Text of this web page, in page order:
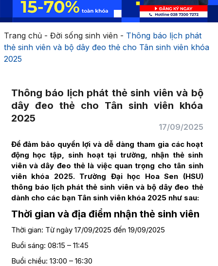
Trang chủ- Đời sống sinh viên- Thông báo lịch phát
thẻ sinh viên và bộ dây đeo thẻ cho Tân sinh viên khóa
2025
Thông báo lịch phát thẻ sinh viên và bộ
dây đeo thẻ cho Tân sinh viên khóa
2025
17/09/2025
Để đảm bảo quyền lợi và dễ dàng tham gia các hoạt
động học tập, sinh hoạt tại trường, nhận thẻ sinh
viên và dây đeo thẻ là việc quan trọng cho tân sinh
viên khóa 2025. Trường Đại học Hoa Sen (HSU)
thông báo lịch phát thẻ sinh viên và bộ dây đeo thẻ
dành cho các bạn Tân sinh viên khóa 2025 như sau:
Thời gian và địa điểm nhận thẻ sinh viên
Thời gian: Từ ngày 17/09/2025 đến 19/09/2025
Buổi sáng: 08:15 – 11:45
Buổi chiều: 13:00 – 16:30